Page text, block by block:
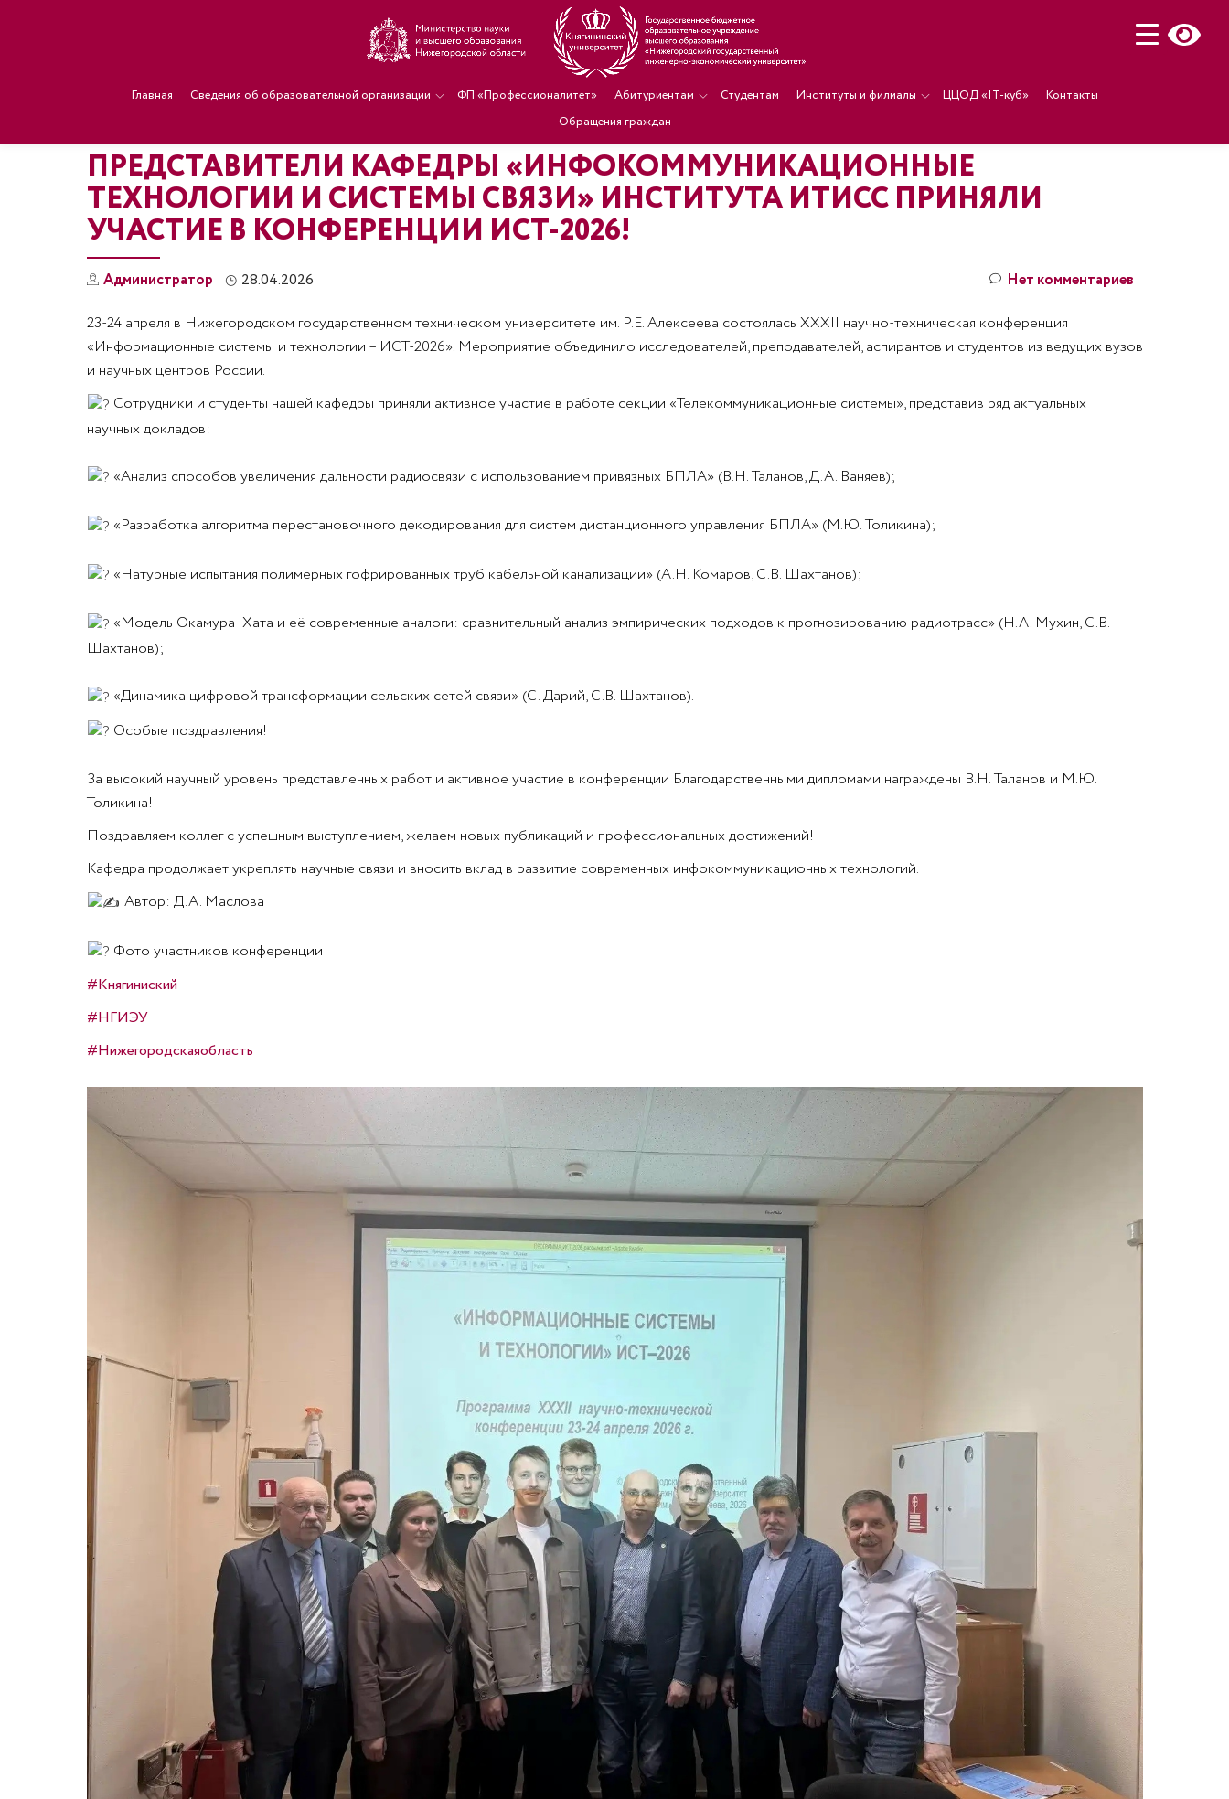
Главная Сведения об образовательной организации ФП «Профессионалитет» Абитуриентам Студентам Институты и филиалы ЦЦОД «IT-куб»
Контакты
Обращения граждан
ПРЕДСТАВИТЕЛИ КАФЕДРЫ «ИНФОКОММУНИКАЦИОННЫЕ
ТЕХНОЛОГИИ И СИСТЕМЫ СВЯЗИ» ИНСТИТУТА ИТИСС ПРИНЯЛИ
УЧАСТИЕ В КОНФЕРЕНЦИИ ИСТ-2026!
Администратор 28.04.2026 Нет комментариев
23-24 апреля в Нижегородском государственном техническом университете им. Р.Е. Алексеева состоялась XXXII научно-техническая конференция
«Информационные системы и технологии – ИСТ-2026». Мероприятие объединило исследователей, преподавателей, аспирантов и студентов из ведущих вузов
и научных центров России.
Сотрудники и студенты нашей кафедры приняли активное участие в работе секции «Телекоммуникационные системы», представив ряд актуальных
научных докладов:
«Анализ способов увеличения дальности радиосвязи с использованием привязных БПЛА» (В.Н. Таланов, Д.А. Ваняев);
«Разработка алгоритма перестановочного декодирования для систем дистанционного управления БПЛА» (М.Ю. Толикина);
«Натурные испытания полимерных гофрированных труб кабельной канализации» (А.Н. Комаров, С.В. Шахтанов);
«Модель Окамура–Хата и её современные аналоги: сравнительный анализ эмпирических подходов к прогнозированию радиотрасс» (Н.А. Мухин, С.В.
Шахтанов);
«Динамика цифровой трансформации сельских сетей связи» (С. Дарий, С.В. Шахтанов).
Особые поздравления!
За высокий научный уровень представленных работ и активное участие в конференции Благодарственными дипломами награждены В.Н. Таланов и М.Ю.
Толикина!
Поздравляем коллег с успешным выступлением, желаем новых публикаций и профессиональных достижений!
Кафедра продолжает укреплять научные связи и вносить вклад в развитие современных инфокоммуникационных технологий.
Автор: Д.А. Маслова
Фото участников конференции
#Княгиниский
#НГИЭУ
#Нижегородскаяобласть